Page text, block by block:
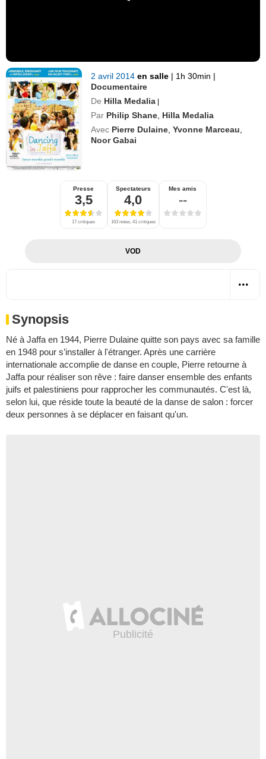
2 avril 2014en salle | 1h 30min |
Documentaire
De Hilla Medalia |
Par Philip Shane Hilla Medalia
Avec Pierre Dulaine ,Yvonne Marceau
Noor Gabai
Presse
3,5
17 critiques
Spectateurs
4,0
163 notes, 41 critiques
Mes amis
--
VOD
Synopsis
Né à Jaffa en 1944, Pierre Dulaine quitte son pays avec sa famille
en 1948 pour s’installer à l'étranger. Après une carrière
internationale accomplie de danse en couple, Pierre retourne à
Jaffa pour réaliser son rêve : faire danser ensemble des enfants
juifs et palestiniens pour rapprocher les communautés. C'est là,
selon lui, que réside toute la beauté de la danse de salon : forcer
deux personnes à se déplacer en faisant qu'un.